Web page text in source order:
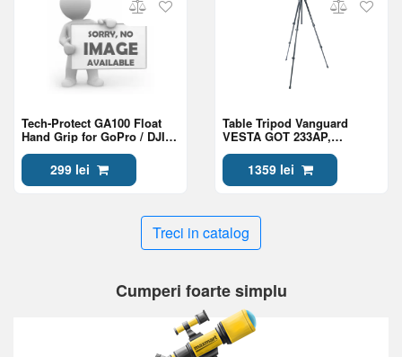
Tech-Protect GA100 Float
Hand Grip for GoPro / DJI,
299 lei
Table Tripod Vanguard
VESTA GOT 233AP,
1359 lei
Treci in catalog
Cumperi foarte simplu